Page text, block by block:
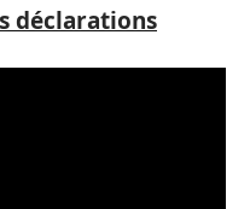
déclarations